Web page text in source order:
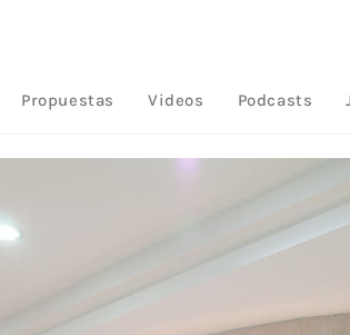
Propuestas Videos Podcasts